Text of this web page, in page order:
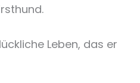
Leben, das er